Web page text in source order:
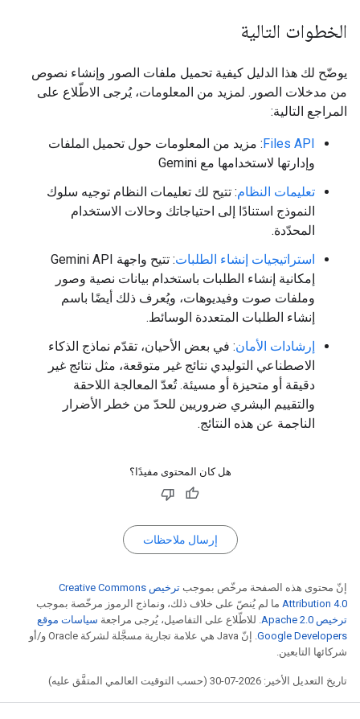
الخطوات التالية
يوضّح لك هذا الدليل كيفية تحميل ملفات الصور وإنشاء نصوص
من مدخلات الصور. لمزيد من المعلومات، يُرجى الاطّلاع على
المراجع التالية:
Files API: مزيد من المعلومات حول تحميل الملفات
وإدارتها لاستخدامها مع Gemini
تعليمات النظام: تتيح لك تعليمات النظام توجيه سلوك
النموذج استنادًا إلى احتياجاتك وحالات الاستخدام
المحدّدة.
استراتيجيات إنشاء الطلبات
: تتيح واجهة Gemini API
إمكانية إنشاء الطلبات باستخدام بيانات نصية وصور
وملفات صوت وفيديوهات، ويُعرف ذلك أيضًا باسم
إنشاء الطلبات المتعددة الوسائط.
إرشادات الأمان: في بعض الأحيان، تقدّم نماذج الذكاء
الاصطناعي التوليدي نتائج غير متوقعة، مثل نتائج غير
دقيقة أو متحيزة أو مسيئة. تُعدّ المعالجة اللاحقة
والتقييم البشري ضروريين للحدّ من خطر الأضرار
الناجمة عن هذه النتائج.
هل كان المحتوى مفيدًا؟
إرسال ملاحظات
إنّ محتوى هذه الصفحة مرخّص بموجب
ترخيص Creative Commons
Attribution 4.0‏ ما لم يُنصّ على خلاف ذلك، ونماذج الرموز مرخّصة بموجب
ترخيص Apache 2.0‏
. للاطّلاع على التفاصيل، يُرجى مراجعة سياسات موقع
Google Developers‏
. إنّ Java هي علامة تجارية مسجَّلة لشركة Oracle و/أو
شركائها التابعين.
تاريخ التعديل الأخير: 2026-07-30 (حسب التوقيت العالمي المتفَّق عليه)